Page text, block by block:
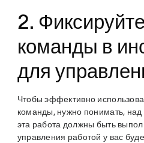
2.
команды в
для
Чтобы эффективно
команды, нужно понимать, над
эта работа должны быть
управления работой у вас